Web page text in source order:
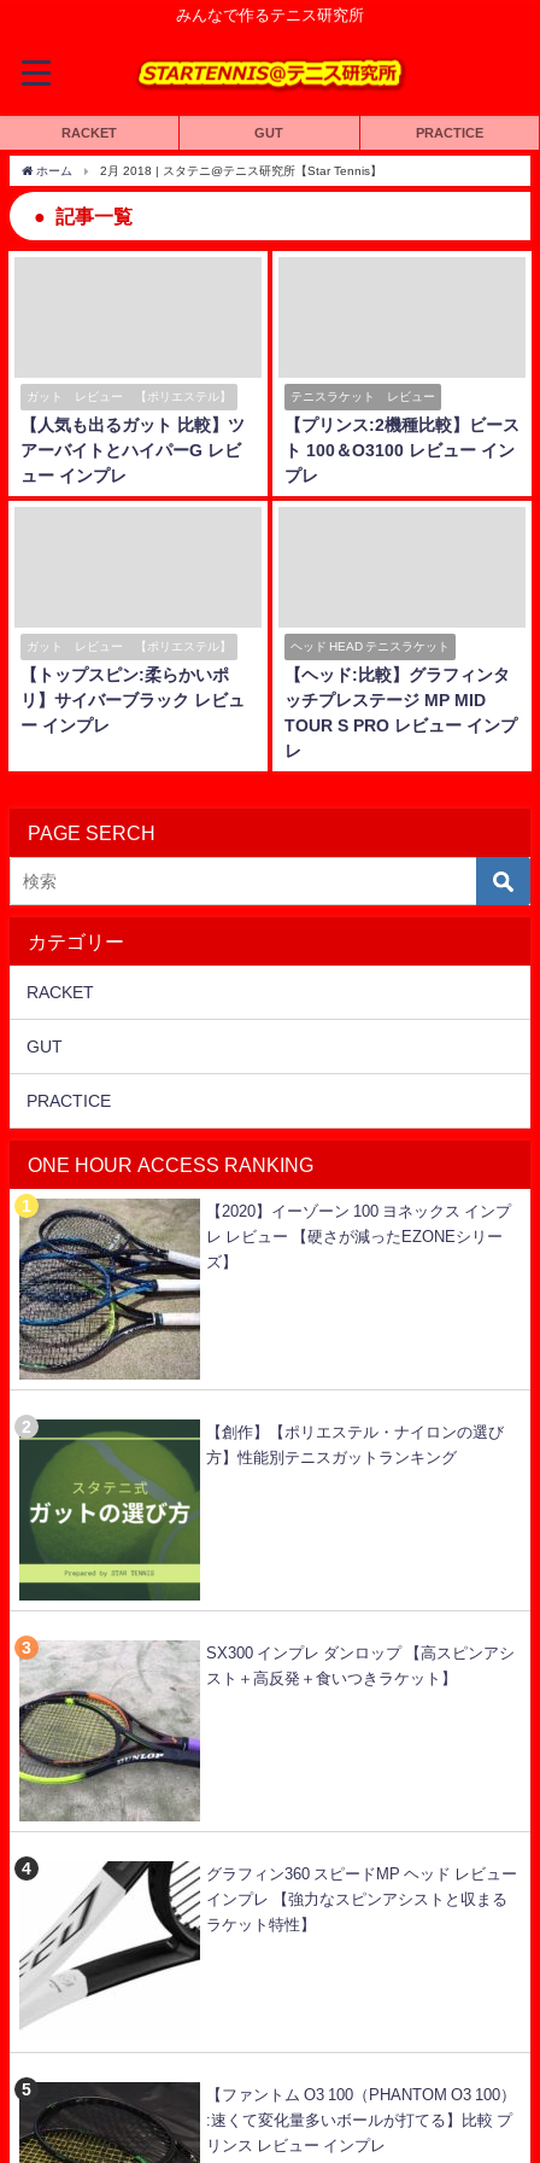
みんなで作るテニス研究所
RACKET GUT PRACTICE
ホーム 2月 2018 | スタテニ@テニス研究所【Star Tennis】
記事一覧
ガット レビュー 【ポリエステル】
【人気も出るガット 比較】ツ
アーバイトとハイパーG レビ
ュー インプレ
テニスラケット レビュー
【プリンス:2機種比較】ビース
ト 100＆O3100 レビュー イン
プレ
ガット レビュー 【ポリエステル】
【トップスピン:柔らかいポ
リ】サイバーブラック レビュ
ー インプレ
ヘッド HEAD テニスラケット
【ヘッド:比較】グラフィンタ
ッチプレステージ MP MID
TOUR S PRO レビュー インプ
レ
PAGE SERCH
カテゴリー
RACKET
GUT
PRACTICE
ONE HOUR ACCESS RANKING
【2020】イーゾーン 100 ヨネックス インプ
レ レビュー 【硬さが減ったEZONEシリー
ズ】
【創作】【ポリエステル・ナイロンの選び
方】性能別テニスガットランキング
SX300 インプレ ダンロップ 【高スピンアシ
スト＋高反発＋食いつきラケット】
グラフィン360 スピードMP ヘッド レビュー
インプレ 【強力なスピンアシストと収まる
ラケット特性】
【ファントム O3 100（PHANTOM O3 100）
:速くて変化量多いボールが打てる】比較 プ
リンス レビュー インプレ